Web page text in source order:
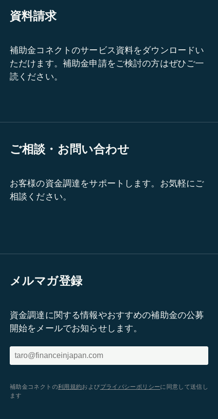
資料請求
補助金コネクトのサービス資料をダウンロードい
ただけます。補助金申請をご検討の方はぜひご一
読ください。
ご相談・お問い合わせ
お客様の資金調達をサポートします。お気軽にご
相談ください。
メルマガ登録
資金調達に関する情報やおすすめの補助金の公募
開始をメールでお知らせします。
補助金コネクトの利用規約およびプライバシーポリシーに同意して送信し
ます